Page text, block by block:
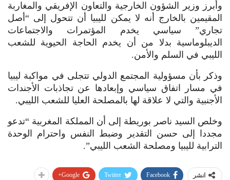
وأبرز وزير الشؤون الخارجية والتعاون الإفريقي والمغاربة
المقيمين بالخارج أنه لا يمكن لليبيا أن تتحول إلى “أصل
تجاري” سياسي يخدم المؤتمرات والاجتماعات
الديبلوماسية بدلا من أن يخدم الحاجة الحيوية للشعب
الليبي في السلم والأمن.
وذكر بأن مسؤولية المجتمع الدولي تتجلى في مواكبة ليبيا
في مسار اتفاق سياسي وإبعادها عن تجاذبات الأجندات
الأجنبية والتي لا علاقة لها بالمصلحة العليا للشعب الليبي.
وخلص السيد ناصر بوريطة إلى أن المملكة المغربية “تدعو
مجددا إلى حسن التقدير وضبط النفس واحترام الوحدة
الترابية لليبيا ومصلحة الشعب الليبي”.
انشر Facebook
Twitter
Google+